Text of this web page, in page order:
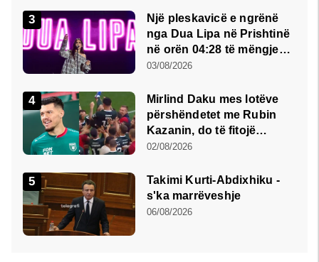
Një pleskavicë e ngrënë
nga Dua Lipa në Prishtinë
në orën 04:28 të mëngjesit
- dhe bota digjitale serbe
03/08/2026
Mirlind Daku mes lotëve
përshëndetet me Rubin
Kazanin, do të fitojë
miliona te Spartak Moska
02/08/2026
Takimi Kurti-Abdixhiku -
s'ka marrëveshje
06/08/2026